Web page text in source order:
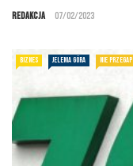
Redakcja 07/02/2023
BIZNES JELENIA GÓRA NIE PRZEGAP